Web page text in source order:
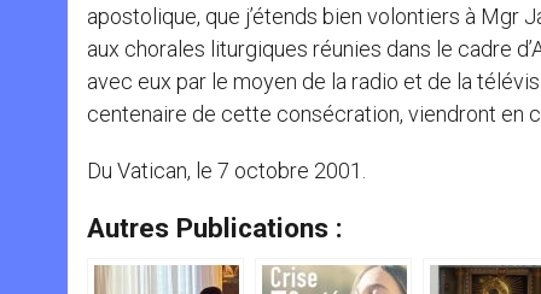
apostolique, que j’étends bien volontiers à Mgr
aux chorales liturgiques réunies dans le cadre
avec eux par le moyen de la radio et de la
centenaire de cette consécration, viendront en
Du Vatican, le 7 octobre 2001.
Autres Publications :